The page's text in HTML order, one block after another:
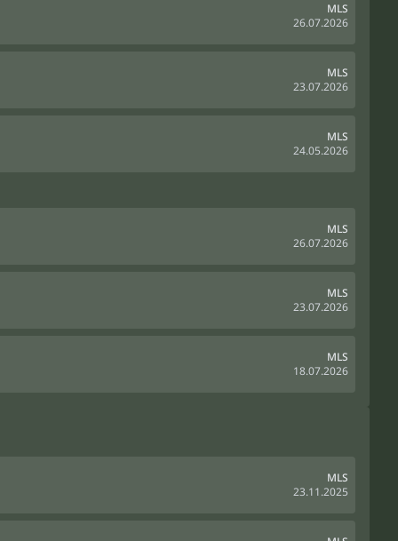
MLS
26.07.2026
MLS
23.07.2026
MLS
24.05.2026
MLS
26.07.2026
MLS
23.07.2026
MLS
18.07.2026
MLS
23.11.2025